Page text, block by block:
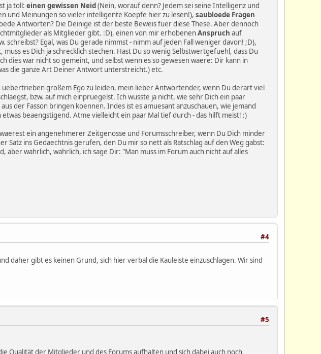
ja toll: einen gewissen Neid(Nein, worauf denn? Jedem sei seine Intelligenz und
und Meinungen so vieler intelligente Koepfe hier zu lesen!), saubloede Fragen
Antworten? Die Deinige ist der beste Beweis fuer diese These. Aber dennoch
als Mitglieder gibt. :D), einen von mir erhobenenAnspruch auf
Egal, was Du gerade nimmst - nimm auf jeden Fall weniger davon! ;D),
es Dich ja schrecklich stechen. Hast Du so wenig Selbstwertgefuehl, dass Du
dies war nicht so gemeint, und selbst wenn es so gewesen waere: Dir kann in
die ganze Art Deiner Antwort unterstreicht.) etc.
großem Ego zu leiden, mein lieber Antwortender, wenn Du derart viel
bzw. auf mich einpruegelst. Ich wusste ja nicht, wie sehr Dich ein paar
der Fasson bringen koennen. Indes ist es amuesant anzuschauen, wie jemand
beaengstigend. Atme vielleicht ein paar Mal tief durch - das hilft meist! :)
ein angenehmerer Zeitgenosse und Forumsschreiber, wenn Du Dich minder
Satz ins Gedaechtnis gerufen, den Du mir so nett als Ratschlag auf den Weg gabst:
aber wahrlich, wahrlich, ich sage Dir: "Man muss im Forum auch nicht auf alles
#4
daher gibt es keinen Grund, sich hier verbal die Kauleiste einzuschlagen. Wir sind
#5
Qualität der Mitglieder und des Forums aufhalten und sich dabei auch noch